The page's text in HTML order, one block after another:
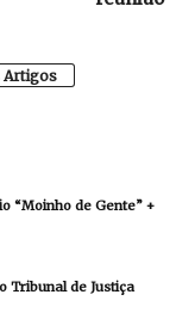
Artigos
“Moinho de Gente” +
Tribunal de Justiça